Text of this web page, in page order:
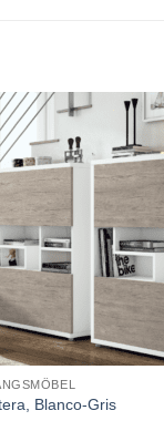
Blanco-Gris